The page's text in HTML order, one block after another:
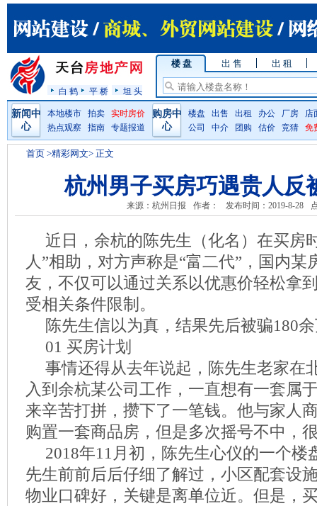
白 鹤 平 桥 坦 头
楼 盘 出 售 出 租
新闻中
心
本地楼市 拍卖
实时房价
热点观察
指南 专题报道
购房中
心
楼盘 出售 出租 办公 厂房
店
公司
中介 团购 估价 竞猜 免
首页 >精彩网文> 正文
杭州男子买房巧遇贵人反
来源：杭州日报 作者： 发布时间：2019-8-28
近日，余杭的陈先生（化名）在买房
人”相助，对方声称是“富二代”，国内某
友，不仅可以通过关系以优惠价轻松拿
受相关条件限制。
陈先生信以为真，结果先后被骗180
01 买房计划
事情还得从去年说起，陈先生老家在
入到余杭某公司工作，一直想有一套属
来辛苦打拼，攒下了一笔钱。他与家人
购置一套商品房，但是多次摇号不中，
2018年11月初，陈先生心仪的一个楼
先生前前后后仔细了解过，小区配套设
物业口碑好，关键是离单位近。但是，